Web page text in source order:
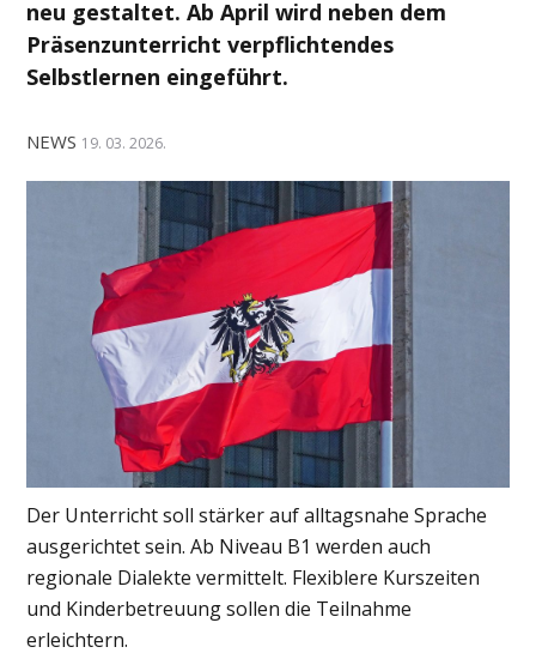
neu gestaltet. Ab April wird neben dem
Präsenzunterricht verpflichtendes
Selbstlernen eingeführt.
NEWS 19. 03. 2026.
Der Unterricht soll stärker auf alltagsnahe Sprache
ausgerichtet sein. Ab Niveau B1 werden auch
regionale Dialekte vermittelt. Flexiblere Kurszeiten
und Kinderbetreuung sollen die Teilnahme
erleichtern.